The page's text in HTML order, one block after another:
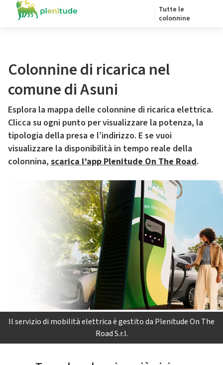
Tutte le
colonnine
Colonnine di ricarica nel
comune di Asuni
Esplora la mappa delle colonnine di ricarica elettrica.
Clicca su ogni punto per visualizzare la potenza, la
tipologia della presa e l’indirizzo. E se vuoi
visualizzare la disponibilità in tempo reale della
colonnina, scarica l’app Plenitude On The Road.
Il servizio di mobilità elettrica è gestito da Plenitude On The
Road S.r.l.